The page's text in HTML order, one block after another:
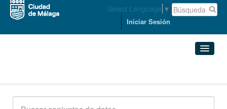
Select Language ▼
Iniciar Sesión